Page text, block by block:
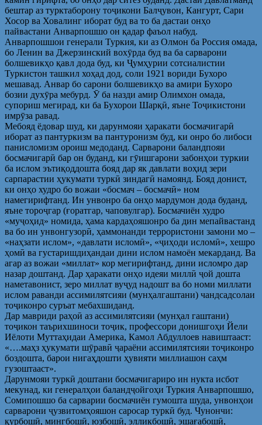
бештар аз турктаборону тоҷикони Балҷувон, Кангурт, Сари
Хосор ва Ховалинг иборат буд ва то ба дастаи онҳо
пайвастани Анварпошшо он қадар фаъол набуд.
Анварпошшои генерали Туркия, ки аз Олмон ба Россия омада,
бо Ленин ва Джерзинский вохӯрда буд ва ба сарварони
болшевикҳо қавл дода буд, ки Ҷумҳурии сотсиалистии
Туркистон ташкил хоҳад дод, соли 1921 вориди Бухоро
мешавад. Анвар бо сарони болшевикҳо ва амири Бухоро
бозии духӯра мебурд. Ӯ ба назди амир Олимхон омада,
супориш мегирад, ки ба Бухорои Шарқӣ, яъне Тоҷикистони
имрӯза равад.
Мебояд ёдовар шуд, ки дарунмояи ҳаракати босмачигарӣ
иборат аз пантуркизм ва пантуронизм буд, ки онро бо либоси
панисломизм ороиш медоданд. Сарварони баландпояи
босмачигарӣ бар он буданд, ки гӯишгарони забонҳои туркии
ба ислом эътиқоддошта бояд дар як давлати воҳид зери
сарпарастии ҳукумати туркӣ зиндагӣ намоянд. Бояд донист,
ки онҳо худро бо вожаи «босмач – босмачӣ» ном
намегирифтанд. Ин унвонро ба онҳо мардумон дода буданд,
яъне тороҷгар (ғоратгар, чаповулгар). Босмачиён худро
«муҷоҳид» номида, ҳама кардаҳояшонро ба дин мепайвастанд
ва бо ин унвонгузорӣ, ҳаммонанди террористони замони мо –
«наҳзати ислом», «давлати исломӣ», «ҷиҳоди исломӣ», хешро
ҳомӣ ва густаришдиҳандаи дини ислом намоён мекарданд. Ва
агар аз вожаи «миллат» кор мегирифтанд, дини исломро дар
назар доштанд. Дар ҳаракати онҳо идеяи миллӣ ҷой дошта
наметавонист, зеро миллат вуҷуд надошт ва бо номи миллати
ислом раванди ассимилятсияи (мунҳалгаштани) чандсадсолаи
тоҷиконро суръат мебахшиданд.
Дар мавриди раҳоӣ аз ассимилятсияи (мунҳал гаштани)
тоҷикон таърихшиноси тоҷик, профессори донишгоҳи Йели
Иёлоти Муттаҳидаи Америка, Камол Абдуллоев навиштааст:
«….маҳз ҳукумати шӯравӣ ҷараёни ассимилятсияи тоҷиконро
боздошта, барои нигаҳдошти ҳувияти миллиашон саҳм
гузоштааст».
Дарунмояи туркӣ доштани босмачигариро ин нукта исбот
мекунад, ки генералҳои баландҷойгоҳи Туркия Анварпошшо,
Сомипошшо ба сарварии босмачиён гумошта шуда, унвонҳои
сарварони ҷузвитомҳояшон саросар туркӣ буд. Чунончи:
қурбошӣ, мингбошӣ, юзбошӣ, элликбошӣ, эшағабошӣ,